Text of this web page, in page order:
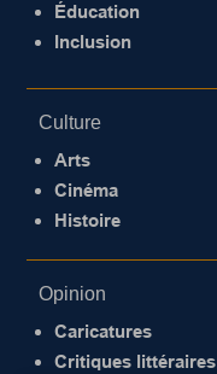
Éducation
Inclusion
Culture
Arts
Cinéma
Histoire
Opinion
Caricatures
Critiques littéraires